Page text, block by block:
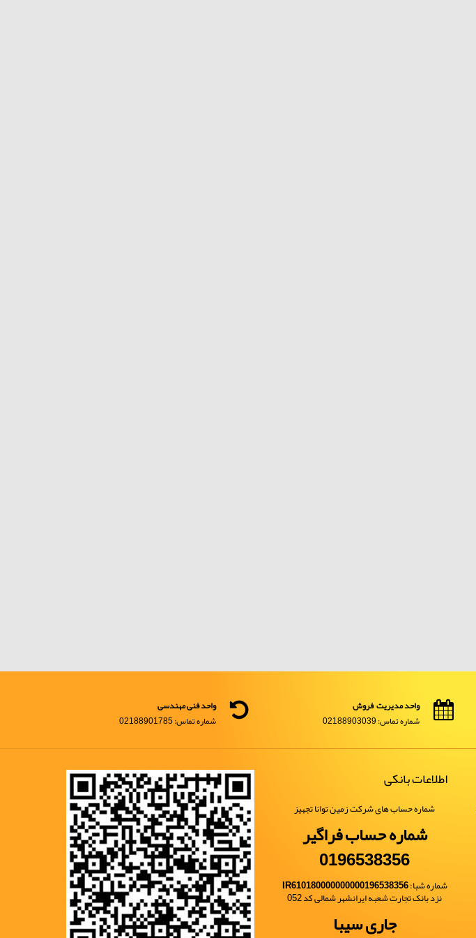
واحد مدیریت فروش
شماره تماس: 02188903039
واحد فنی مهندسی
شماره تماس: 02188901785
اطلاعات بانکی
شماره حساب های شرکت زمین توانا تجهیز
شماره حساب فراگیر
0196538356
شماره شبا:IR610180000000000196538356
نزد بانک تجارت شعبه ایرانشهر شمالی کد 052
جاری سیبا